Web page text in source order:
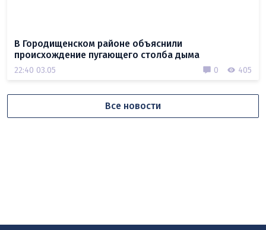
В Городищенском районе объяснили
происхождение пугающего столба дыма
22:40 03.05 0 405
Все новости